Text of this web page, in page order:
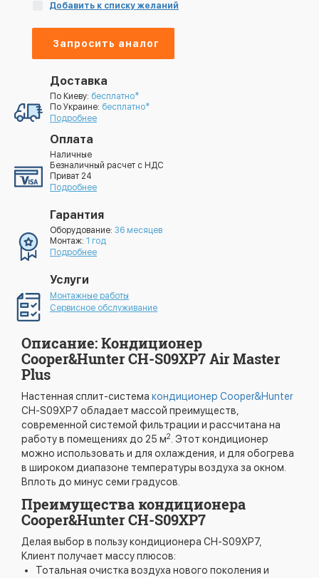
Добавить к списку желаний
Запросить аналог
Доставка
По Киеву: бесплатно*
По Украине: бесплатно*
Подробнее
Оплата
Наличные
Безналичный расчет с НДС
Приват 24
Подробнее
Гарантия
Оборудование: 36 месяцев
Монтаж: 1 год
Подробнее
Услуги
Монтажные работы
Сервисное обслуживание
Описание: Кондиционер
Cooper&Hunter CH-S09XP7 Air Master
Plus
Настенная сплит-система кондиционер Cooper&Hunter
CH-S09XP7 обладает массой преимуществ,
современной системой фильтрации и рассчитана на
работу в помещениях до 25 м2 . Этот кондиционер
можно использовать и для охлаждения, и для обогрева
в широком диапазоне температуры воздуха за окном.
Вплоть до минус семи градусов.
Преимущества кондиционера
Cooper&Hunter CH-S09XP7
Делая выбор в пользу кондиционера CH-S09XP7,
Клиент получает массу плюсов:
Тотальная очистка воздуха нового поколения и